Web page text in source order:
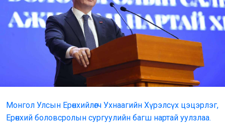
Монгол Улсын Ерөнхийлөгч Ухнаагийн Хүрэлсүх цэцэрлэг,
Ерөнхий боловсролын сургуулийн багш нартай уулзлаа.